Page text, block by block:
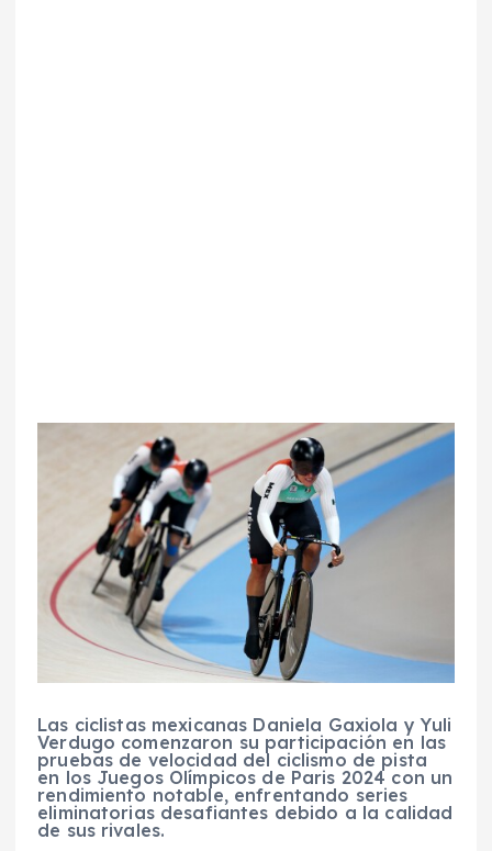
Las ciclistas mexicanas Daniela Gaxiola y Yuli
Verdugo comenzaron su participación en las
pruebas de velocidad del ciclismo de pista
en los Juegos Olímpicos de Paris 2024 con un
rendimiento notable, enfrentando series
eliminatorias desafiantes debido a la calidad
de sus rivales.